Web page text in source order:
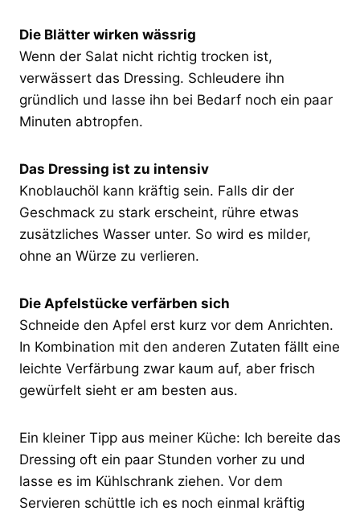
Die Blätter wirken wässrig
Wenn der Salat nicht richtig trocken ist,
verwässert das Dressing. Schleudere ihn
gründlich und lasse ihn bei Bedarf noch ein paar
Minuten abtropfen.
Das Dressing ist zu intensiv
Knoblauchöl kann kräftig sein. Falls dir der
Geschmack zu stark erscheint, rühre etwas
zusätzliches Wasser unter. So wird es milder,
ohne an Würze zu verlieren.
Die Apfelstücke verfärben sich
Schneide den Apfel erst kurz vor dem Anrichten.
In Kombination mit den anderen Zutaten fällt eine
leichte Verfärbung zwar kaum auf, aber frisch
gewürfelt sieht er am besten aus.
Ein kleiner Tipp aus meiner Küche: Ich bereite das
Dressing oft ein paar Stunden vorher zu und
lasse es im Kühlschrank ziehen. Vor dem
Servieren schüttle ich es noch einmal kräftig